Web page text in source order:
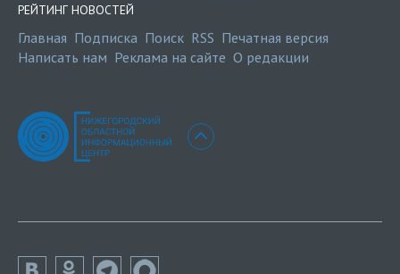
РЕЙТИНГ НОВОСТЕЙ
Главная Подписка Поиск RSS Печатная версия
Написать нам Реклама на сайте О редакции